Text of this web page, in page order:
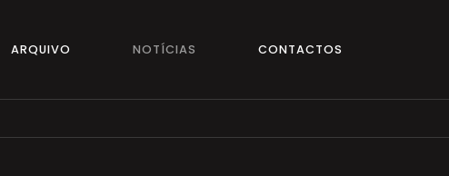
ARQUIVO NOTÍCIAS CONTACTOS